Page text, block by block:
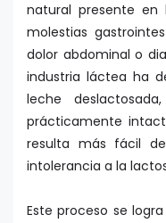
natural presente en
molestias
dolor abdominal o
industria láctea ha
leche
prácticamente
resulta más fácil
intolerancia a la
Este proceso se